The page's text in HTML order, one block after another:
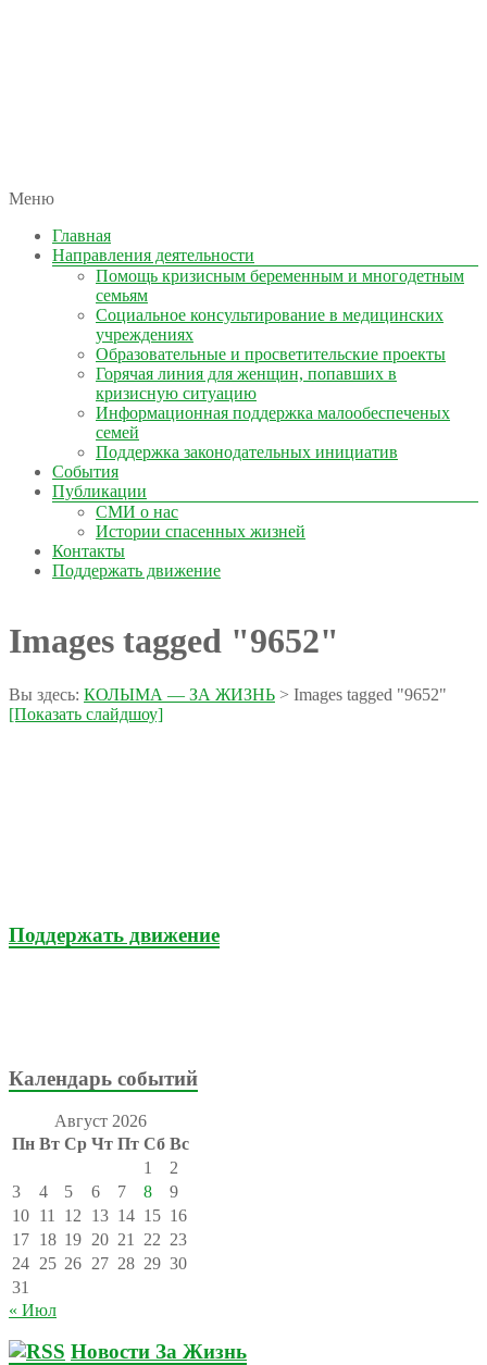
КОЛЫМА — ЗА ЖИЗНЬ
автономная некоммерческая организация
Меню
Главная
Направления деятельности
Помощь кризисным беременным и многодетным
семьям
Социальное консультирование в медицинских
учреждениях
Образовательные и просветительские проекты
Горячая линия для женщин, попавших в
кризисную ситуацию
Информационная поддержка малообеспеченых
семей
Поддержка законодательных инициатив
События
Публикации
СМИ о нас
Истории спасенных жизней
Контакты
Поддержать движение
Images tagged "9652"
Вы здесь: КОЛЫМА — ЗА ЖИЗНЬ > Images tagged "9652"
[Показать слайдшоу]
Поддержать движение
Календарь событий
Август 2026
Пн Вт Ср Чт Пт Сб Вс
1
2
3
4 5 6 7 8
9
10 11 12 13 14 15 16
17 18 19 20 21 22 23
24 25 26 27 28 29 30
31
« Июл
Новости За Жизнь